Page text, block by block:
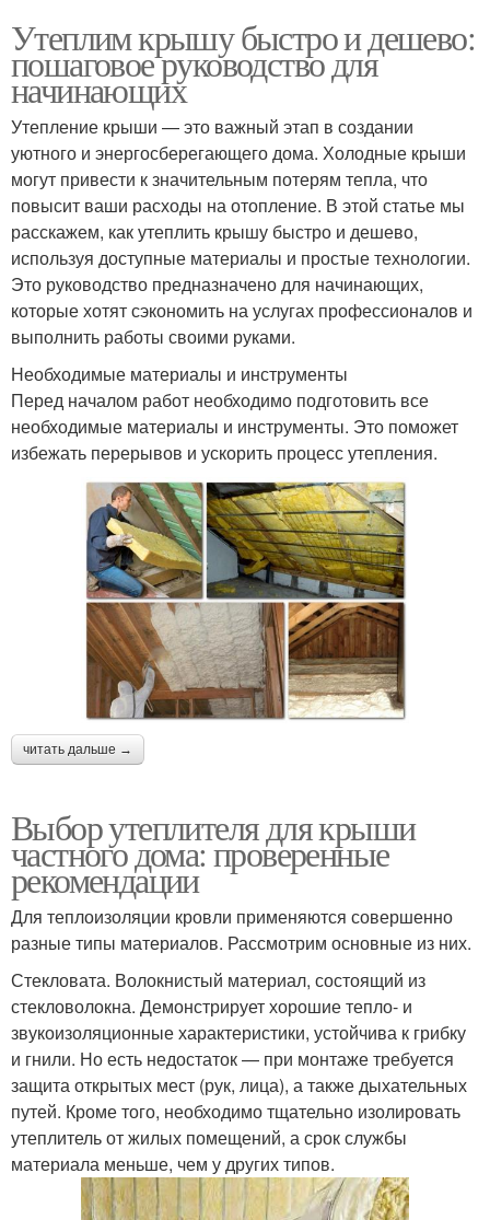
Утеплим крышу быстро и дешево:
пошаговое руководство для
начинающих
Утепление крыши — это важный этап в создании
уютного и энергосберегающего дома. Холодные крыши
могут привести к значительным потерям тепла, что
повысит ваши расходы на отопление. В этой статье мы
расскажем, как утеплить крышу быстро и дешево,
используя доступные материалы и простые технологии.
Это руководство предназначено для начинающих,
которые хотят сэкономить на услугах профессионалов и
выполнить работы своими руками.
Необходимые материалы и инструменты
Перед началом работ необходимо подготовить все
необходимые материалы и инструменты. Это поможет
избежать перерывов и ускорить процесс утепления.
читать дальше →
Выбор утеплителя для крыши
частного дома: проверенные
рекомендации
Для теплоизоляции кровли применяются совершенно
разные типы материалов. Рассмотрим основные из них.
Стекловата. Волокнистый материал, состоящий из
стекловолокна. Демонстрирует хорошие тепло- и
звукоизоляционные характеристики, устойчива к грибку
и гнили. Но есть недостаток — при монтаже требуется
защита открытых мест (рук, лица), а также дыхательных
путей. Кроме того, необходимо тщательно изолировать
утеплитель от жилых помещений, а срок службы
материала меньше, чем у других типов.